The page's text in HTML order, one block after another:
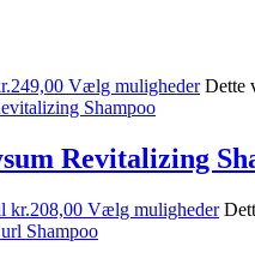
Vælg muligheder Dette
Revitalizing
kr.208,00 Vælg muligheder